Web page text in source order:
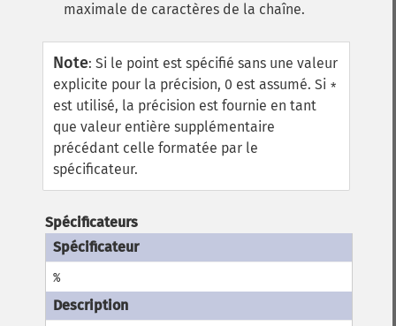
maximale de caractères de la chaîne.
Note: Si le point est spécifié sans une valeur
explicite pour la précision, 0 est assumé. Si *
est utilisé, la précision est fournie en tant
que valeur entière supplémentaire
précédant celle formatée par le
spécificateur.
Spécificateurs
%